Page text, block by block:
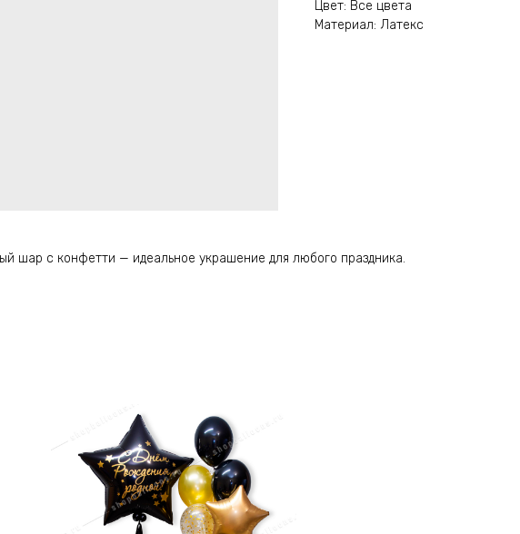
Цвет: Все цвета
Материал: Латекс
шар с конфетти — идеальное украшение для любого праздника.